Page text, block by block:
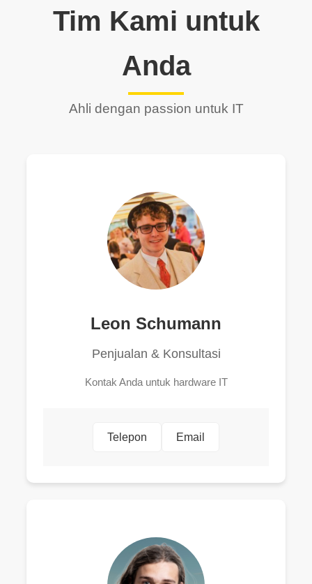
Tim Kami untuk
Anda
Ahli dengan passion untuk IT
Leon Schumann
Penjualan & Konsultasi
Kontak Anda untuk hardware IT
Telepon Email